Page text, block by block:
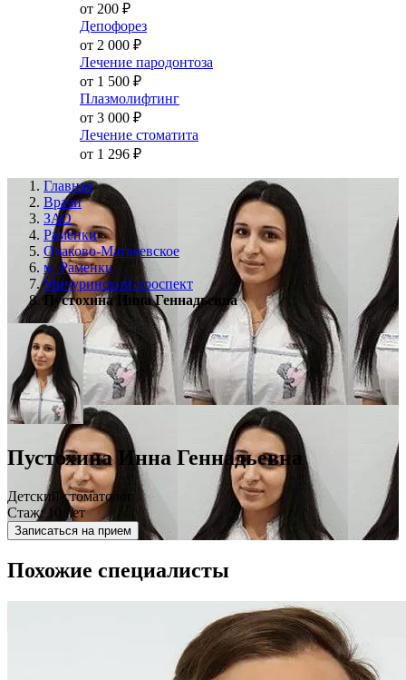
от 200 ₽
Депофорез
от 2 000 ₽
Лечение пародонтоза
от 1 500 ₽
Плазмолифтинг
от 3 000 ₽
Лечение стоматита
от 1 296 ₽
Главная
Врачи
ЗАО
Раменки
Очаково-Матвеевское
м. Раменки
Мичуринский проспект
Пустохина Инна Геннадьевна
Пустохина Инна Геннадьевна
Детский стоматолог
Стаж: 10 лет
Записаться на прием
Похожие специалисты